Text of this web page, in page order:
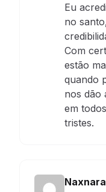
Eu
no
Com
estão
quando
nos dão
em
tristes.
Naxnara